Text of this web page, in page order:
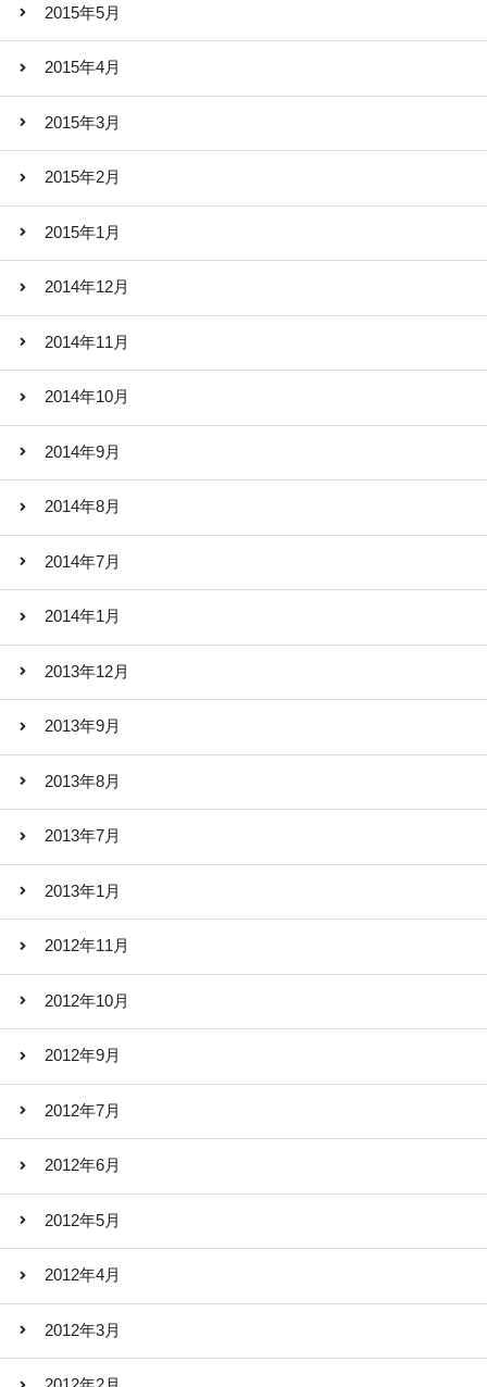
2015年5月
2015年4月
2015年3月
2015年2月
2015年1月
2014年12月
2014年11月
2014年10月
2014年9月
2014年8月
2014年7月
2014年1月
2013年12月
2013年9月
2013年8月
2013年7月
2013年1月
2012年11月
2012年10月
2012年9月
2012年7月
2012年6月
2012年5月
2012年4月
2012年3月